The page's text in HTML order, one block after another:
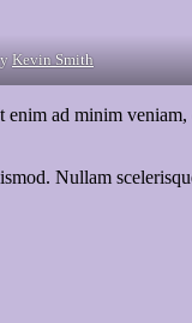
Kevin Smith
ad minim
Nullam